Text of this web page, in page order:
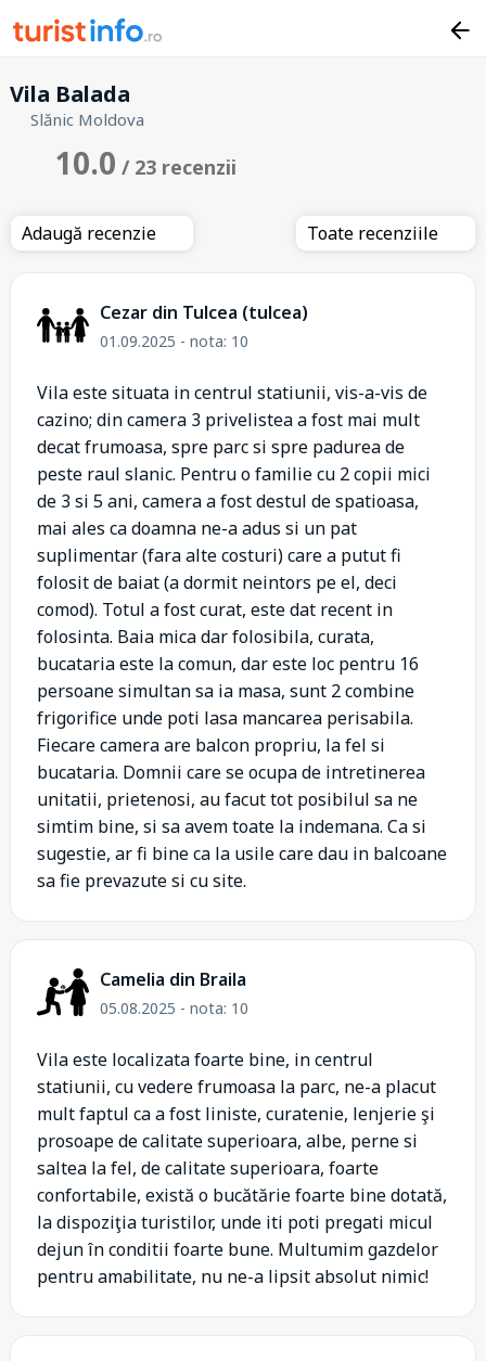
Vila Balada
Slănic Moldova
10.0 / 23 recenzii
Adaugă recenzie Toate recenziile
Cezar din Tulcea (tulcea)
01.09.2025 - nota: 10
Vila este situata in centrul statiunii, vis-a-vis de
cazino; din camera 3 privelistea a fost mai mult
decat frumoasa, spre parc si spre padurea de
peste raul slanic. Pentru o familie cu 2 copii mici
de 3 si 5 ani, camera a fost destul de spatioasa,
mai ales ca doamna ne-a adus si un pat
suplimentar (fara alte costuri) care a putut fi
folosit de baiat (a dormit neintors pe el, deci
comod). Totul a fost curat, este dat recent in
folosinta. Baia mica dar folosibila, curata,
bucataria este la comun, dar este loc pentru 16
persoane simultan sa ia masa, sunt 2 combine
frigorifice unde poti lasa mancarea perisabila.
Fiecare camera are balcon propriu, la fel si
bucataria. Domnii care se ocupa de intretinerea
unitatii, prietenosi, au facut tot posibilul sa ne
simtim bine, si sa avem toate la indemana. Ca si
sugestie, ar fi bine ca la usile care dau in balcoane
sa fie prevazute si cu site.
Camelia din Braila
05.08.2025 - nota: 10
Vila este localizata foarte bine, in centrul
statiunii, cu vedere frumoasa la parc, ne-a placut
mult faptul ca a fost liniste, curatenie, lenjerie şi
prosoape de calitate superioara, albe, perne si
saltea la fel, de calitate superioara, foarte
confortabile, există o bucătărie foarte bine dotată,
la dispoziţia turistilor, unde iti poti pregati micul
dejun în conditii foarte bune. Multumim gazdelor
pentru amabilitate, nu ne-a lipsit absolut nimic!